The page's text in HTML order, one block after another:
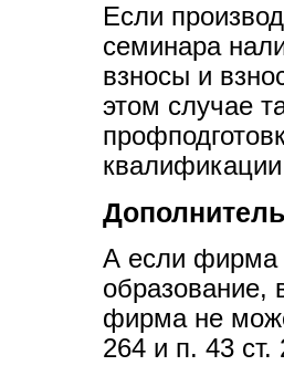
Если
семинара
взносы и
этом случае
А если фирма
образование,
фирма не
264 и п. 43